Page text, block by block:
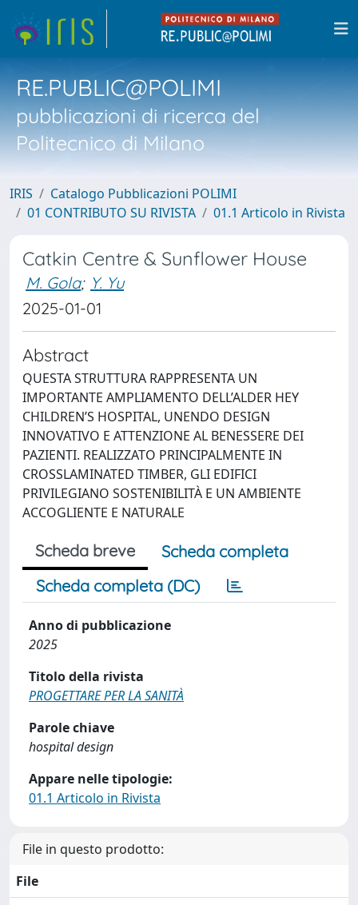
RE.PUBLIC@POLIMI
pubblicazioni di ricerca del
Politecnico di Milano
IRIS
Catalogo Pubblicazioni POLIMI
01 CONTRIBUTO SU RIVISTA
01.1 Articolo in Rivista
Catkin Centre & Sunflower House
M. Gola; Y. Yu
2025-01-01
Abstract
QUESTA STRUTTURA RAPPRESENTA UN
IMPORTANTE AMPLIAMENTO DELL’ALDER HEY
CHILDREN’S HOSPITAL, UNENDO DESIGN
INNOVATIVO E ATTENZIONE AL BENESSERE DEI
PAZIENTI. REALIZZATO PRINCIPALMENTE IN
CROSSLAMINATED TIMBER, GLI EDIFICI
PRIVILEGIANO SOSTENIBILITÀ E UN AMBIENTE
ACCOGLIENTE E NATURALE
Scheda breve
Scheda completa
Scheda completa (DC)
Anno di pubblicazione
2025
Titolo della rivista
PROGETTARE PER LA SANITÀ
Parole chiave
hospital design
Appare nelle tipologie:
01.1 Articolo in Rivista
File in questo prodotto:
File